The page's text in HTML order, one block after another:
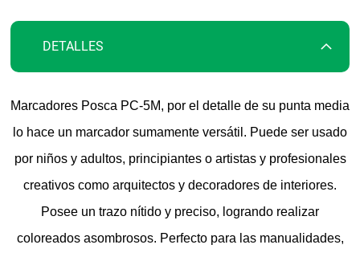
DETALLES
Marcadores Posca PC-5M, por el detalle de su punta media
lo hace un marcador sumamente versátil. Puede ser usado
por niños y adultos, principiantes o artistas y profesionales
creativos como arquitectos y decoradores de interiores.
Posee un trazo nítido y preciso, logrando realizar
coloreados asombrosos. Perfecto para las manualidades,